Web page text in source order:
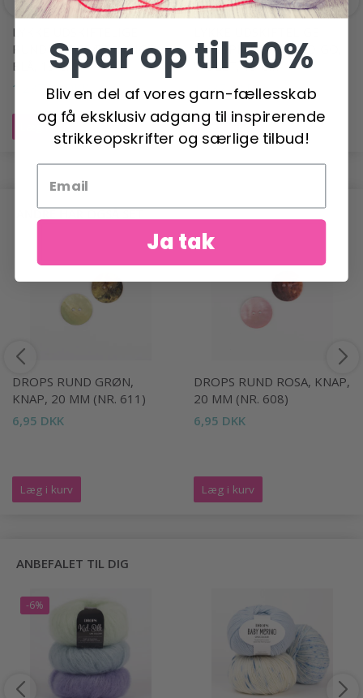
LYKKE UDSKIFTELIGE
RUNDPINDESÆT INDIGO,
BLÅ, 13 CM
1.237,00 DKK
Læg i kurv
RUNDPINDESÆT INDIGO,
VIOLET, 13 CM
1.237,00 DKK
Læg i kurv
ANDRE HAR OGSÅ SET
DROPS RUND GRØN,
KNAP, 20 MM (NR. 611)
6,95 DKK
Læg i kurv
DROPS RUND ROSA, KNAP,
20 MM (NR. 608)
6,95 DKK
Læg i kurv
ANBEFALET TIL DIG
-6%
Spar op til 50%
Bliv en del af vores garn-fællesskab
og få eksklusiv adgang til inspirerende
strikkeopskrifter og særlige tilbud!
Ja tak